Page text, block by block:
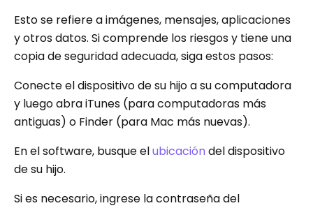
Esto se refiere a imágenes, mensajes, aplicaciones
y otros datos. Si comprende los riesgos y tiene una
copia de seguridad adecuada, siga estos pasos:
Conecte el dispositivo de su hijo a su computadora
y luego abra iTunes (para computadoras más
antiguas) o Finder (para Mac más nuevas).
En el software, busque elubicación del dispositivo
de su hijo.
Si es necesario, ingrese la contraseña del